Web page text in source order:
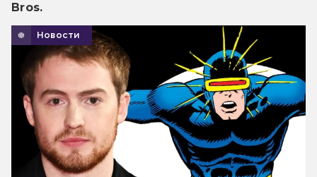
Bros.
Новости